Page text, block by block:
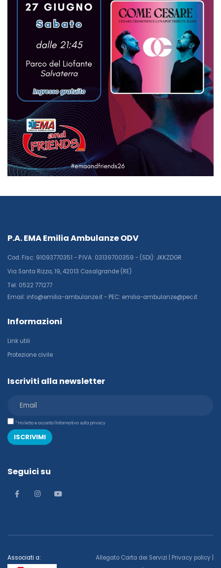
P.A. EMA Emilia Ambulanze ODV
Cod. Fisc: 91093770351 - P.IVA: 03139700359 - (SDI): JKKZDGR
Via Santa Rizza, 19, 42013 Casalgrande (RE)
Tel: 0522 771277
Email: info@emilia-ambulanze.it - PEC: emilia-ambulanze@pec.it
Informazioni
Link utili
Protezione civile
Iscriviti alla newsletter
* Ho letto e accetto l'informativa sulla privacy
ISCRIVIMI
Seguici su
Associati a: Allegato Carta dei Servizi Privacy policy|